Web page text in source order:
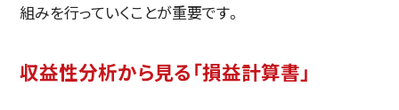
組みを行っていくことが重要です。
収益性分析から見る「損益計算書」